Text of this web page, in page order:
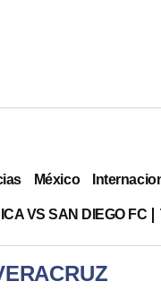
México
VS SAN DIEGO FC